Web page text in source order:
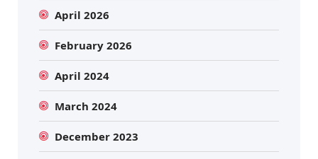
April 2026
February 2026
April 2024
March 2024
December 2023